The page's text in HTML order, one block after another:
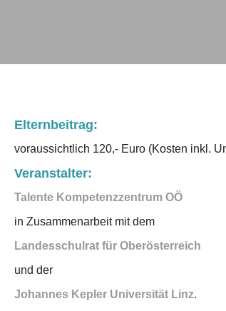
Elternbeitrag:
voraussichtlich 120,- Euro (Kosten inkl.
Veranstalter:
Talente Kompetenzzentrum OÖ
in Zusammenarbeit mit dem
Landesschulrat für Oberösterreich
und der
Johannes Kepler Universität Linz.